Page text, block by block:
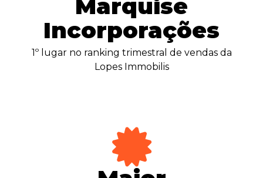
Marquise
Incorporações
1º lugar no ranking trimestral de vendas da
Lopes Immobilis